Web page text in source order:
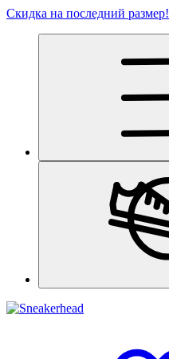
Скидка на последний размер!